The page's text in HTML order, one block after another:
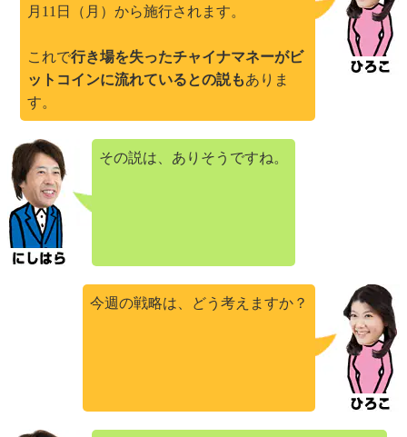
月11日（月）から施行されます。
これで行き場を失ったチャイナマネーがビ
ットコインに流れているとの説もありま
す。
その説は、ありそうですね。
今週の戦略は、どう考えますか？